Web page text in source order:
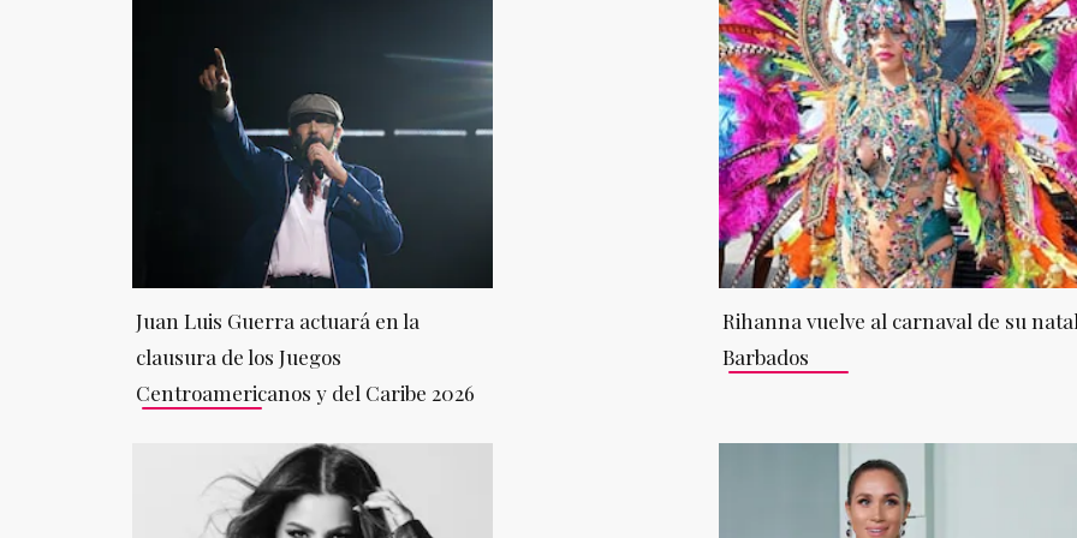
Juan Luis Guerra actuará en la
clausura de los Juegos
Centroamericanos y del Caribe 2026
Rihanna vuelve al carnaval de su
Barbados